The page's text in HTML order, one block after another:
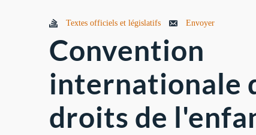
Textes officiels et législatifs Envoyer
Convention
internationale
droits de